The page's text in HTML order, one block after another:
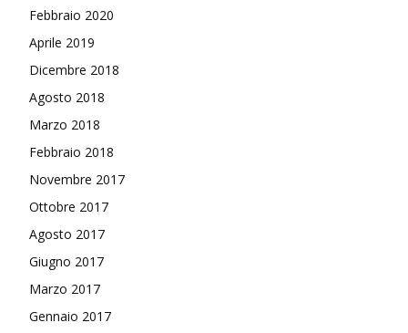
Febbraio 2020
Aprile 2019
Dicembre 2018
Agosto 2018
Marzo 2018
Febbraio 2018
Novembre 2017
Ottobre 2017
Agosto 2017
Giugno 2017
Marzo 2017
Gennaio 2017